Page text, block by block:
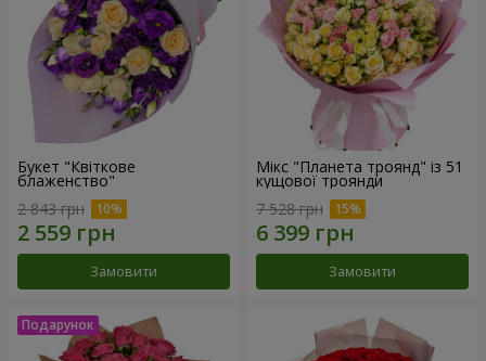
Букет "Квіткове
блаженство"
2 843 грн
Замовити
Мікс "Планета троянд" із 51
кущової троянди
7 528 грн
Замовити